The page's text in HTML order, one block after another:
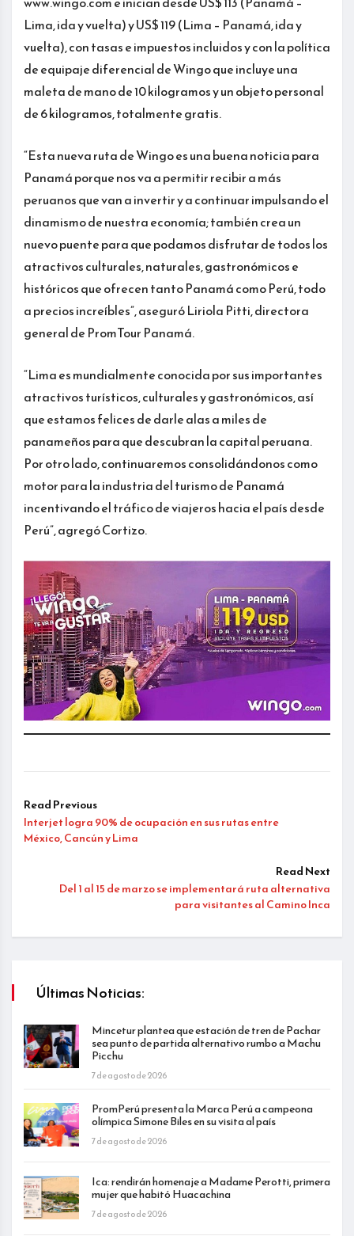
Lima, ida y vuelta) y US$ 119 (Lima – Panamá, ida y
vuelta), con tasas e impuestos incluidos y con la política
de equipaje diferencial de Wingo que incluye una
maleta de mano de 10 kilogramos y un objeto personal
de 6 kilogramos, totalmente gratis.
“Esta nueva ruta de Wingo es una buena noticia para
Panamá porque nos va a permitir recibir a más
peruanos que van a invertir y a continuar impulsando el
dinamismo de nuestra economía; también crea un
nuevo puente para que podamos disfrutar de todos los
atractivos culturales, naturales, gastronómicos e
históricos que ofrecen tanto Panamá como Perú, todo
a precios increíbles”, aseguró Liriola Pitti, directora
general de PromTour Panamá.
“Lima es mundialmente conocida por sus importantes
atractivos turísticos, culturales y gastronómicos, así
que estamos felices de darle alas a miles de
panameños para que descubran la capital peruana.
Por otro lado, continuaremos consolidándonos como
motor para la industria del turismo de Panamá
incentivando el tráfico de viajeros hacia el país desde
Perú”, agregó Cortizo.
Read Previous
Interjet logra 90% de ocupación en sus rutas entre
México, Cancún y Lima
Read Next
Del 1 al 15 de marzo se implementará ruta alternativa
para visitantes al Camino Inca
Últimas Noticias:
Mincetur plantea que estación de tren de Pachar
sea punto de partida alternativo rumbo a Machu
Picchu
7 de agosto de 2026
PromPerú presenta la Marca Perú a campeona
olímpica Simone Biles en su visita al país
7 de agosto de 2026
Ica: rendirán homenaje a Madame Perotti, primera
mujer que habitó Huacachina
7 de agosto de 2026